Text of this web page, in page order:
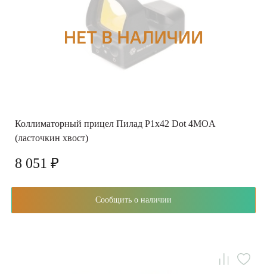
Коллиматорный прицел Пилад P1x42 Dot 4MOA
(ласточкин хвост)
8 051 ₽
Сообщить о наличии